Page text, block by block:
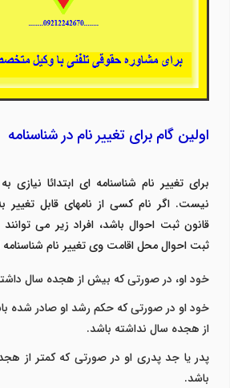
اولین گام برای تغییر نام در شناسنامه
برای تغییر نام شناسنامه ای ابتدائا نیازی
قانون ثبت احوال باشد، افراد زیر می توانند
ثبت احوال محل اقامت وی تغییر نام شناسنامه
خود او، در صورتی که بیش از هجده سال
خود او در صورتی که حکم رشد او صادر شده
از هجده سال نداشته باشد.
پدر یا جد پدری او در صورتی که کمتر از
باشد.